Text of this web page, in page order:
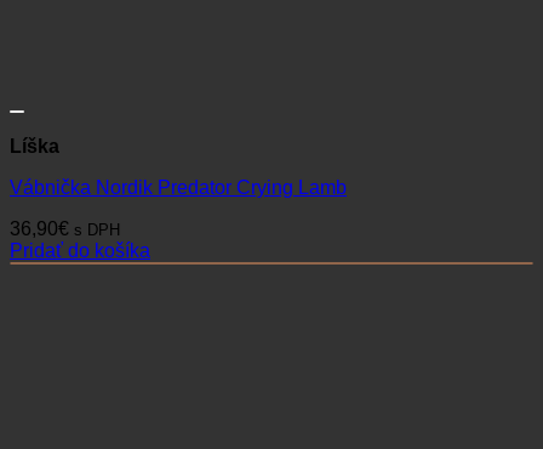
Líška
Vábnička Nordik Predator Crying Lamb
36,90€ s DPH
Pridať do košíka